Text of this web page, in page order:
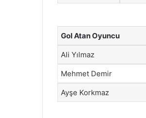
Gol Atan Oyuncu
Ali Yılmaz
Mehmet Demir
Ayşe Korkmaz